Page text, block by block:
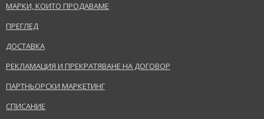
МАРКИ, КОИТО ПРОДАВАМЕ
ПРЕГЛЕД
ДОСТАВКА
РЕКЛАМАЦИЯ И ПРЕКРАТЯВАНЕ НА ДОГОВОР
ПАРТНЬОРСКИ МАРКЕТИНГ
СПИСАНИЕ